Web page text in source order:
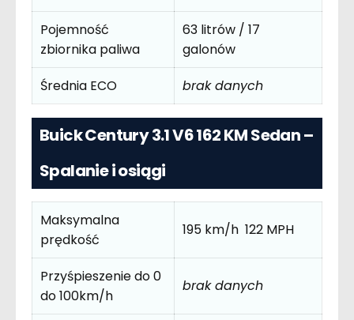
Pojemność
zbiornika paliwa
63 litrów / 17
galonów
Średnia ECO
brak danych
Buick Century 3.1 V6 162 KM Sedan –
Spalanie i osiągi
Maksymalna
prędkość
195 km/h 122 MPH
Przyśpieszenie do 0
do 100km/h
brak danych